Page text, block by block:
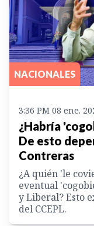
NACIONALES
3:36 PM 08 ene.
¿Habría
De esto
Contreras
¿A quién 'le
eventual
y Liberal? Esto
del CCEPL.